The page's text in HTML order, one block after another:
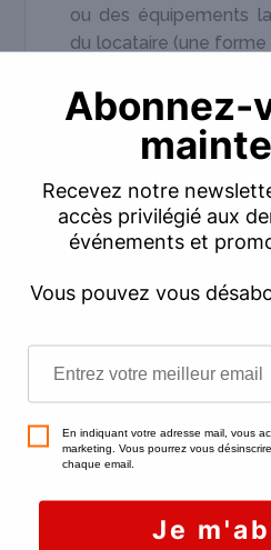
ou des équipements
du locataire (une
Notez que toute
garantie à Charenton
soins en présentant au
des réparations
Même s’il s’agit
tout document faisant
lettre de réclamation
comparatif entrel’état
de sortie, photos du
d’huissier, devis, etc.
dépôt de garantie à